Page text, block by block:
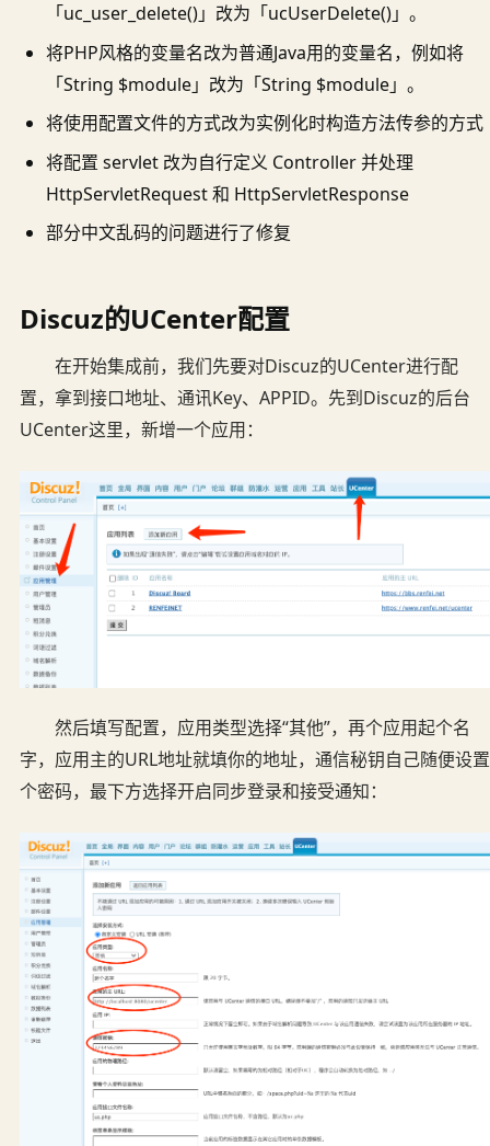
「uc_user_delete()」改为「ucUserDelete()」。
将PHP风格的变量名改为普通Java用的变量名，例如将
「String $module」改为「String $module」。
将使用配置文件的方式改为实例化时构造方法传参的方式
将配置 servlet 改为自行定义 Controller 并处理
HttpServletRequest 和 HttpServletResponse
部分中文乱码的问题进行了修复
Discuz的UCenter配置
在开始集成前，我们先要对Discuz的UCenter进行配
置，拿到接口地址、通讯Key、APPID。先到Discuz的后台
UCenter这里，新增一个应用：
然后填写配置，应用类型选择“其他”，再个应用起个名
字，应用主的URL地址就填你的地址，通信秘钥自己随便设置
个密码，最下方选择开启同步登录和接受通知：